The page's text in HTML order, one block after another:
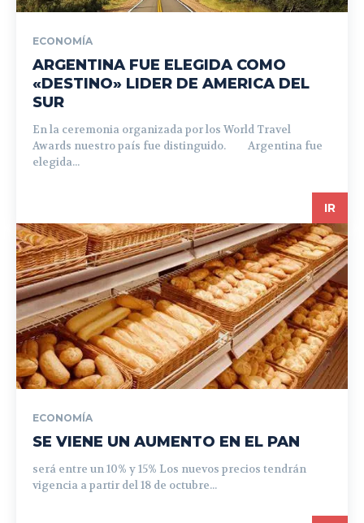
ECONOMÍA
ARGENTINA FUE ELEGIDA COMO
«DESTINO» LIDER DE AMERICA DEL
SUR
En la ceremonia organizada por los World Travel
Awards nuestro país fue distinguido. Argentina fue
elegida...
IR
ECONOMÍA
SE VIENE UN AUMENTO EN EL PAN
será entre un 10% y 15% Los nuevos precios tendrán
vigencia a partir del 18 de octubre...